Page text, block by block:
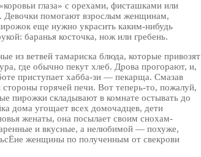
глаза» с орехами, фисташками или
Девочки помогают взрослым женщинам,
еще нужно украсить каким-нибудь
баранья косточка, нож или гребень.
из ветвей тамариска блюда, которые привозят
где обычно пекут хлеб. Дрова прогорают, и,
приступает хабба-зи — пекарща. Смазав
горячей печи. Вот теперь-то, пожалуй,
пирожки складывают в комнате остывать до
дома угощает всех домочадцев, дети
женаты, она посылает своим снохам-
и вкусные, а нелюбимой — похуже,
женщины по полученным от свекрови